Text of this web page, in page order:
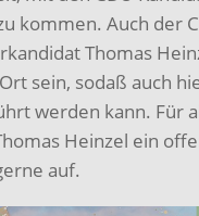
kommen. Auch der
Thomas
sein, sodaß auch
werden kann. Für
Heinzel ein
auf.